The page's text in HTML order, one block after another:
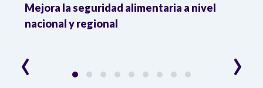
Mejora la seguridad alimentaria a nivel
nacional y regional
‹ ›